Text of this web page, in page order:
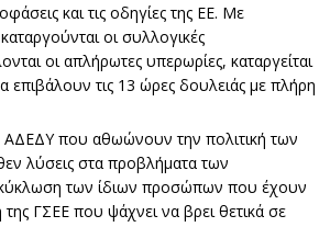
και τις οδηγίες της ΕΕ. Με
οι συλλογικές
οι απλήρωτες υπερωρίες, καταργείται
τις 13 ώρες δουλειάς με πλήρη
ΑΔΕΔΥ που αθωώνουν την πολιτική των
λύσεις στα προβλήματα των
των ίδιων προσώπων που έχουν
ΓΣΕΕ που ψάχνει να βρει θετικά σε